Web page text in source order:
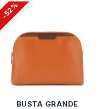
52%
BUSTA GRANDE